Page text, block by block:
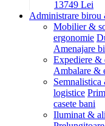
13749 Lei
Administrare birou
Mobilier &
ergonomie
Amenajare
Expediere &
Ambalare &
Semnalistica
logistice
casete bani
Iluminat &